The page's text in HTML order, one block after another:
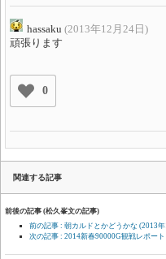
hassaku (2013年12月24日)
頑張ります
0
関連する記事
前後の記事 (松久峯文の記事)
前の記事 : 朝カルドとかどうかな (2013
次の記事 : 2014新春90000G観戦レポー